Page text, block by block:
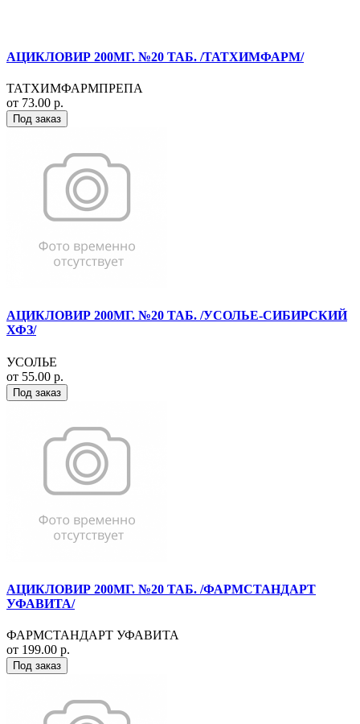
АЦИКЛОВИР 200МГ. №20 ТАБ. /ТАТХИМФАРМ/
ТАТХИМФАРМПРЕПА
от 73.00 р.
Под заказ
АЦИКЛОВИР 200МГ. №20 ТАБ. /УСОЛЬЕ-СИБИРСКИЙ
ХФЗ/
УСОЛЬЕ
от 55.00 р.
Под заказ
АЦИКЛОВИР 200МГ. №20 ТАБ. /ФАРМСТАНДАРТ
УФАВИТА/
ФАРМСТАНДАРТ УФАВИТА
от 199.00 р.
Под заказ